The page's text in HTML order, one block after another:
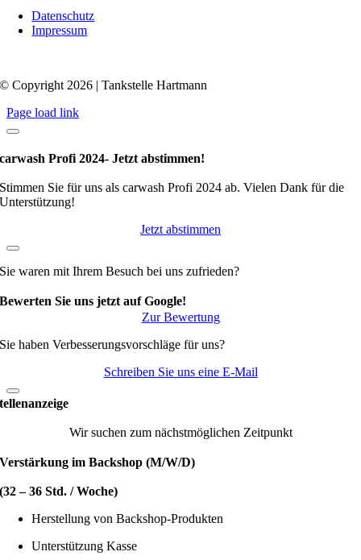
Datenschutz
Impressum
© Copyright 2026 | Tankstelle Hartmann
Page load link
carwash Profi 2024- Jetzt abstimmen!
Stimmen Sie für uns als carwash Profi 2024 ab. Vielen Dank für die
Unterstützung!
Jetzt abstimmen
Sie waren mit Ihrem Besuch bei uns zufrieden?
Bewerten Sie uns jetzt auf Google!
Zur Bewertung
Sie haben Verbesserungsvorschläge für uns?
Schreiben Sie uns eine E-Mail
Wir suchen zum nächstmöglichen Zeitpunkt
Verstärkung im Backshop (M/W/D)
(32 – 36 Std. / Woche)
Herstellung von Backshop-Produkten
Unterstützung Kasse